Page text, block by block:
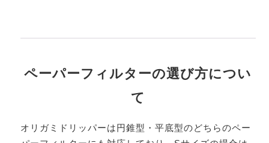
ペーパーフィルターの選び方につい
て
オリガミドリッパーは円錐型・平底型のどちらのペー